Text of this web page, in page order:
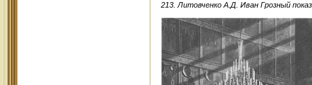
213. Литовченко А.Д. Иван Грозный